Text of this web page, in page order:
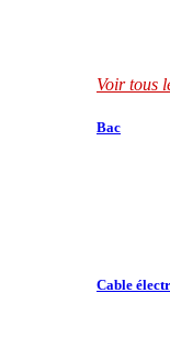
Voir tous
Bac
Cable